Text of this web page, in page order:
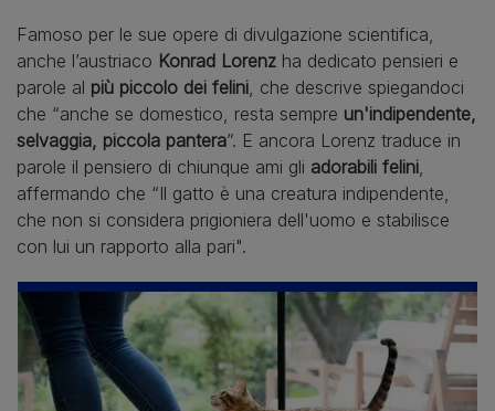
Famoso per le sue opere di divulgazione scientifica,
anche l’austriaco Konrad Lorenz ha dedicato pensieri e
parole al più piccolo dei felini , che descrive spiegandoci
che “anche se domestico, resta sempre un'indipendente,
selvaggia, piccola pantera”. E ancora Lorenz traduce in
parole il pensiero di chiunque ami gli adorabili felini
affermando che “Il gatto è una creatura indipendente,
che non si considera prigioniera dell'uomo e stabilisce
con lui un rapporto alla pari".